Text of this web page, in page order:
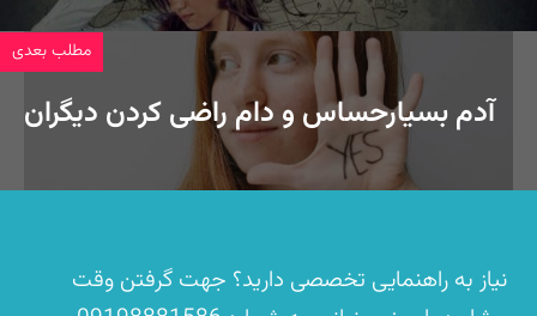
مطلب بعدی
آدم بسیارحساس و دام راضی کردن دیگران
نیاز به راهنمایی تخصصی دارید؟ جهت گرفتن وقت